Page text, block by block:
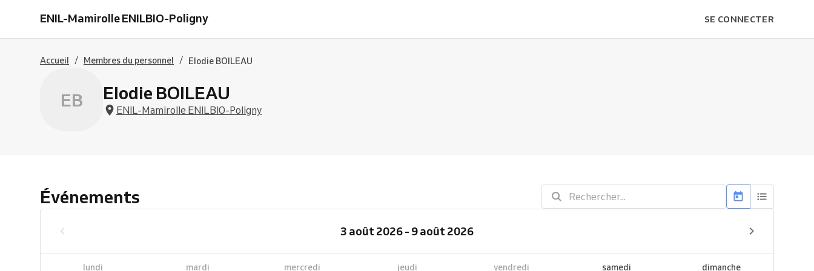
ENIL-Mamirolle ENILBIO-Poligny SE CONNECTER
Accueil / Membres du personnel / Elodie BOILEAU
EB Elodie BOILEAU
ENIL-Mamirolle ENILBIO-Poligny
Événements
3 août 2026 - 9 août 2026
lundi mardi mercredi jeudi vendredi samedi dimanche